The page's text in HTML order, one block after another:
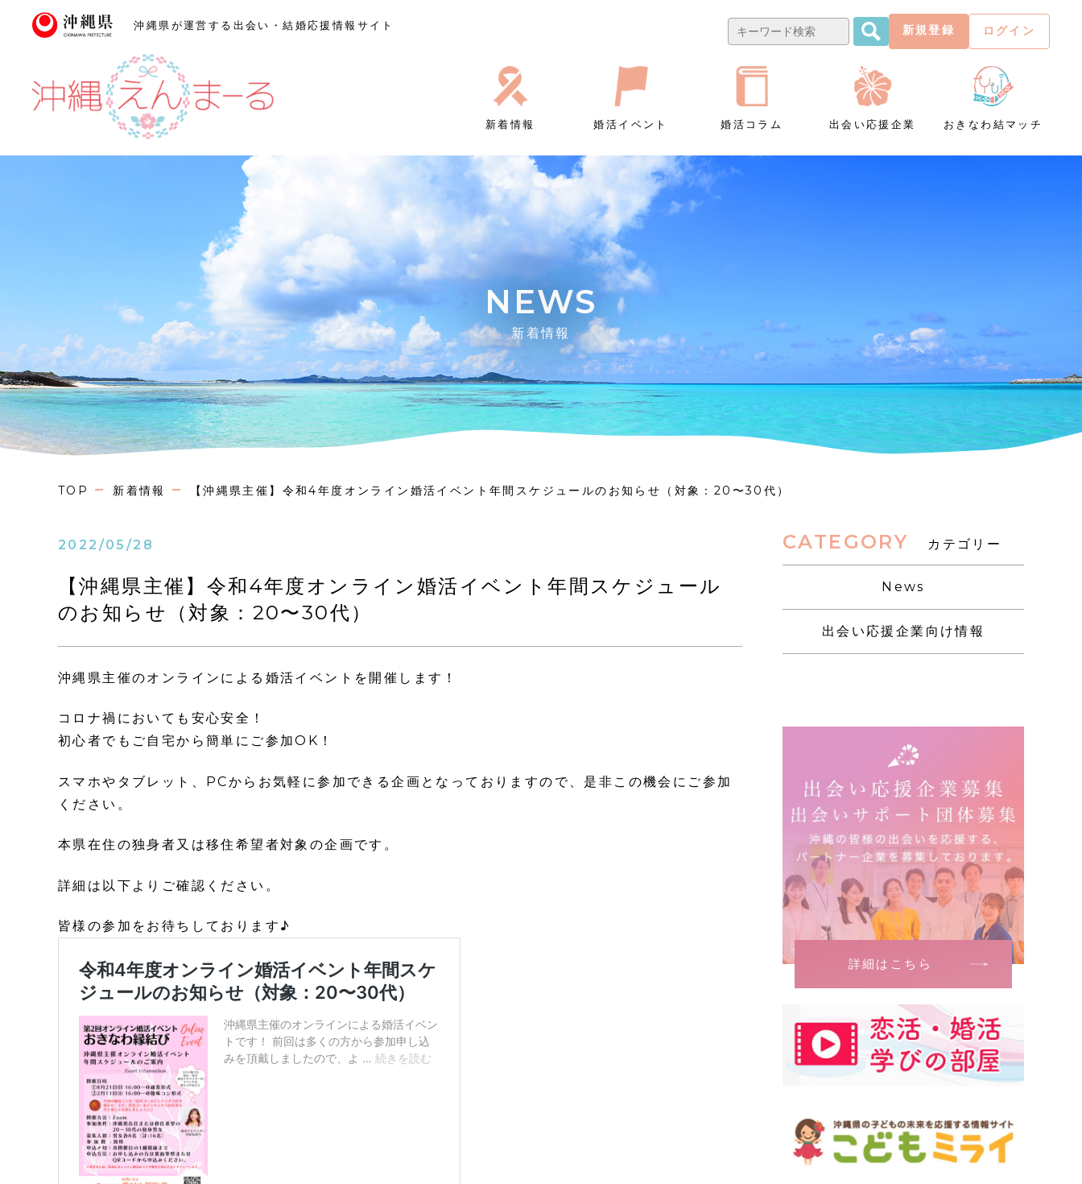
沖縄県が運営する出会い・結婚応援情報サイト
新着情報 婚活イベント 婚活コラム 出会い応援企業 おきなわ結マッチ
新規登録 ログイン
NEWS
新着情報
TOP 新着情報 【沖縄県主催】令和4年度オンライン婚活イベント年間スケジュールのお知らせ（対象：20〜30代）
2022/05/28
【沖縄県主催】令和4年度オンライン婚活イベント年間スケジュール
のお知らせ（対象：20〜30代）
沖縄県主催のオンラインによる婚活イベントを開催します！
コロナ禍においても安心安全！
初心者でもご自宅から簡単にご参加OK！
スマホやタブレット、PCからお気軽に参加できる企画となっておりますので、是非この機会にご参加
ください。
本県在住の独身者又は移住希望者対象の企画です。
詳細は以下よりご確認ください。
皆様の参加をお待ちしております♪
CATEGORY カテゴリー
News
出会い応援企業向け情報
詳細はこちら